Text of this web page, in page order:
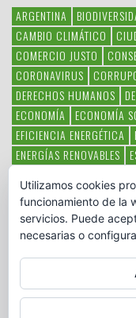
ARGENTINA
CAMBIO CLIMÁTICO
COMERCIO JUSTO
CORONAVIRUS
DERECHOS HUMANOS
ECONOMÍA
ECONOMÍA
EFICIENCIA ENERGÉTICA
ENERGÍAS RENOVABLES
HAMBRE LATINOAMÉRICA
OBJETIVOS DEL MILENIO
PUEBLOS INDÍGENAS RSC
SOLIDARIDAD
Utilizamos cookies
funcionamiento de la
servicios. Puede
necesarias o